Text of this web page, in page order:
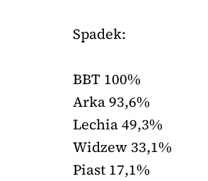
Spadek:
BBT 100%
Arka 93,6%
Lechia 49,3%
Widzew 33,1%
Piast 17,1%